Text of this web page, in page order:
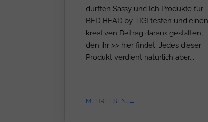
durften Sassy und Ich Produkte für
BED HEAD by TIGI testen und einen
kreativen Beitrag daraus gestalten,
den ihr >> hier findet. Jedes dieser
Produkt verdient natürlich aber...
MEHR LESEN...